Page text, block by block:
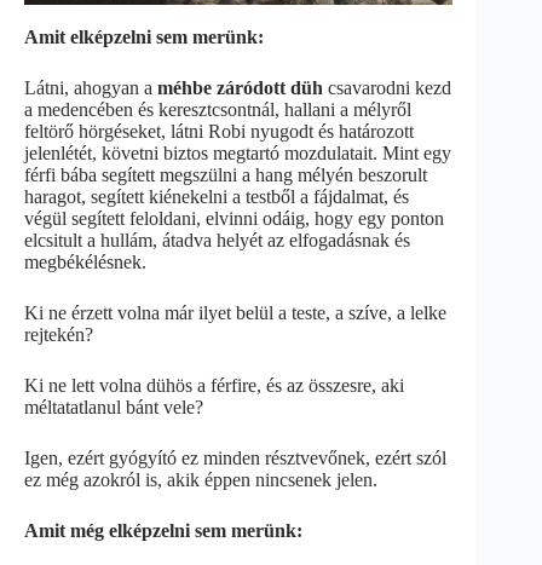
Amit elképzelni sem merünk:
Látni, ahogyan a méhbe záródott düh csavarodni kezd
a medencében és keresztcsontnál, hallani a mélyről
feltörő hörgéseket, látni Robi nyugodt és határozott
jelenlétét, követni biztos megtartó mozdulatait. Mint egy
férfi bába segített megszülni a hang mélyén beszorult
haragot, segített kiénekelni a testből a fájdalmat, és
végül segített feloldani, elvinni odáig, hogy egy ponton
elcsitult a hullám, átadva helyét az elfogadásnak és
megbékélésnek.
Ki ne érzett volna már ilyet belül a teste, a szíve, a lelke
rejtekén?
Ki ne lett volna dühös a férfire, és az összesre, aki
méltatatlanul bánt vele?
Igen, ezért gyógyító ez minden résztvevőnek, ezért szól
ez még azokról is, akik éppen nincsenek jelen.
Amit még elképzelni sem merünk: